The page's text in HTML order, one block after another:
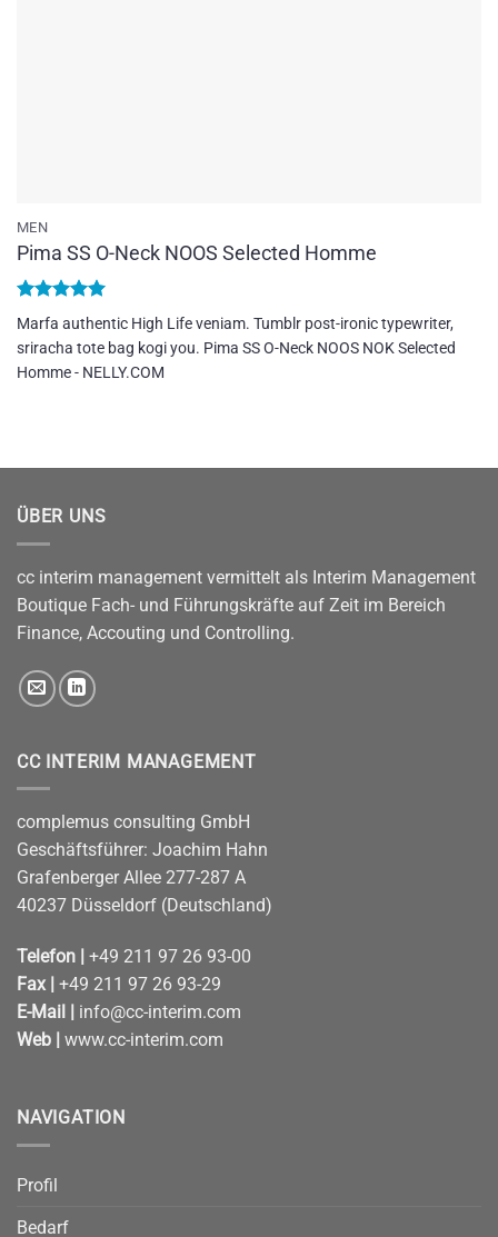
MEN
Pima SS O-Neck NOOS Selected Homme
Bewertet
mit5von
5
Marfa authentic High Life veniam. Tumblr post-ironic typewriter,
sriracha tote bag kogi you. Pima SS O-Neck NOOS NOK Selected
Homme - NELLY.COM
ÜBER UNS
cc interim management vermittelt als Interim Management
Boutique Fach- und Führungskräfte auf Zeit im Bereich
Finance, Accouting und Controlling.
CC INTERIM MANAGEMENT
complemus consulting GmbH
Geschäftsführer: Joachim Hahn
Grafenberger Allee 277-287 A
40237 Düsseldorf (Deutschland)
Telefon | +49 211 97 26 93-00
Fax | +49 211 97 26 93-29
E-Mail | info@cc-interim.com
Web | www.cc-interim.com
NAVIGATION
Profil
Bedarf